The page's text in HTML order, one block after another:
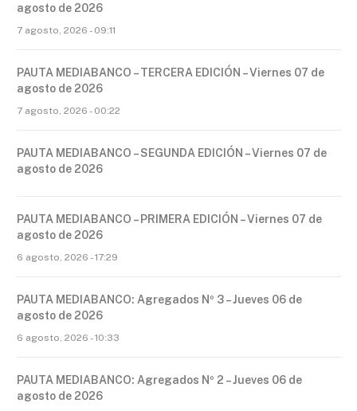
agosto de 2026
7 agosto, 2026 - 09:11
PAUTA MEDIABANCO – TERCERA EDICIÓN – Viernes 07 de
agosto de 2026
7 agosto, 2026 - 00:22
PAUTA MEDIABANCO – SEGUNDA EDICIÓN – Viernes 07 de
agosto de 2026
PAUTA MEDIABANCO – PRIMERA EDICIÓN – Viernes 07 de
agosto de 2026
6 agosto, 2026 - 17:29
PAUTA MEDIABANCO: Agregados Nº 3 – Jueves 06 de
agosto de 2026
6 agosto, 2026 - 10:33
PAUTA MEDIABANCO: Agregados Nº 2 – Jueves 06 de
agosto de 2026